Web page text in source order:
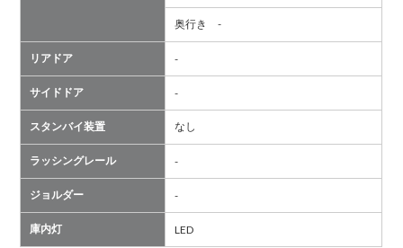
奥行き -
リアドア -
サイドドア -
スタンバイ装置 なし
ラッシングレール -
ジョルダー -
庫内灯 LED